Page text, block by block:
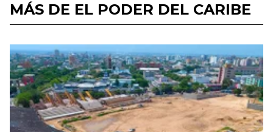
MÁS DE EL PODER DEL CARIBE